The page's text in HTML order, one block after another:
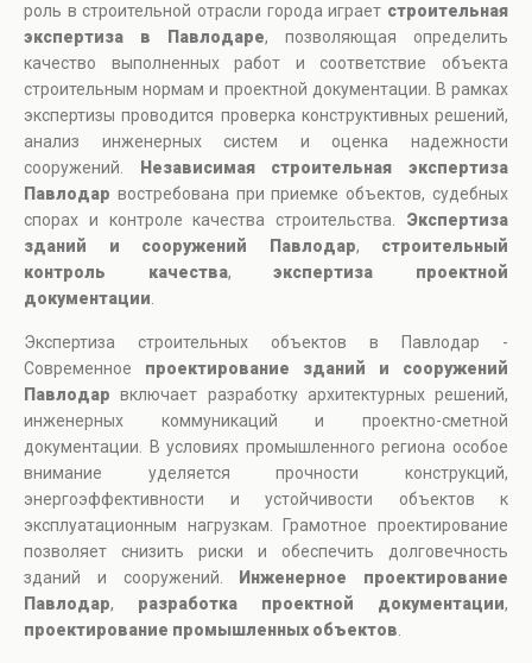
роль в строительной отрасли города играет строительная
экспертиза в Павлодаре, позволяющая определить
качество выполненных работ и соответствие объекта
строительным нормам и проектной документации. В рамках
экспертизы проводится проверка конструктивных решений,
анализ инженерных систем и оценка надежности
сооружений.
Независимая строительная экспертиза
Павлодар востребована при приемке объектов, судебных
спорах и контроле качества строительства. Экспертиза
зданий и сооружений Павлодар, строительный
контроль качества,экспертиза проектной
документации
Экспертиза строительных объектов в Павлодар -
Современное проектирование зданий и сооружений
Павлодар включает разработку архитектурных решений,
инженерных коммуникаций и проектно-сметной
документации. В условиях промышленного региона особое
внимание уделяется прочности конструкций,
энергоэффективности и устойчивости объектов к
эксплуатационным нагрузкам. Грамотное проектирование
позволяет снизить риски и обеспечить долговечность
зданий и сооружений.
Инженерное проектирование
Павлодар, разработка проектной документации,
проектирование промышленных объектов